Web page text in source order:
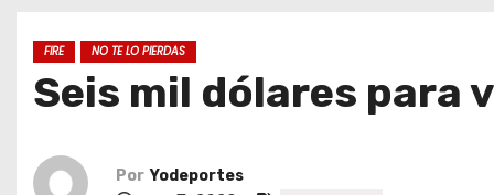
FIRE NO TE LO PIERDAS
Seis mil dólares para
Por Yodeportes